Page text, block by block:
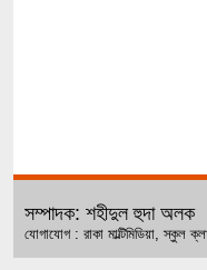
সম্পাদক: শহীদুল হুদা অলক
যোগাযোগ : রাকা মাল্টিমিডিয়া,